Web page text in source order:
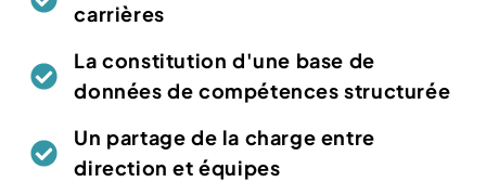
carrières
La constitution d'une base de
données de compétences structurée
Un partage de la charge entre
direction et équipes